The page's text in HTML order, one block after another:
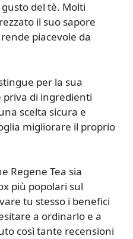
del tè. Molti
il suo sapore
piacevole da
per la sua
priva di ingredienti
scelta sicura e
migliorare il proprio
Regene Tea sia
più popolari sul
tu stesso i benefici
a ordinarlo e a
così tante recensioni